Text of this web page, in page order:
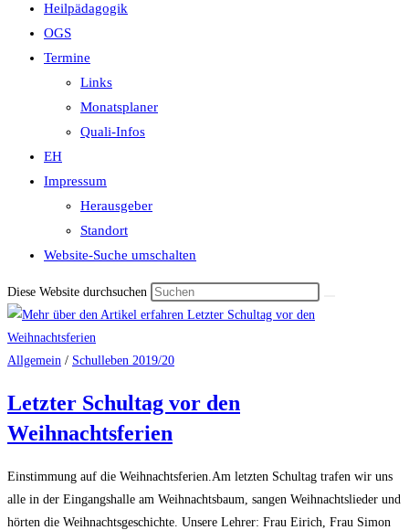
Heilpädagogik
OGS
Termine
Links
Monatsplaner
Quali-Infos
EH
Impressum
Herausgeber
Standort
Website-Suche umschalten
Diese Website durchsuchen
Allgemein / Schulleben 2019/20
Letzter Schultag vor den
Weihnachtsferien
Einstimmung auf die Weihnachtsferien.Am letzten Schultag trafen wir uns
alle in der Eingangshalle am Weihnachtsbaum, sangen Weihnachtslieder und
hörten die Weihnachtsgeschichte. Unsere Lehrer: Frau Eirich, Frau Simon